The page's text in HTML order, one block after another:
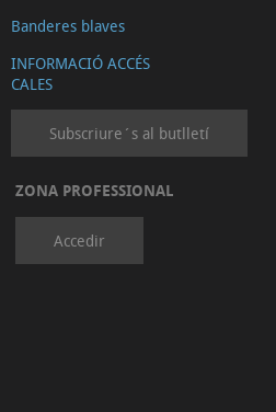
Banderes blaves
INFORMACIÓ ACCÉS
CALES
Subscriure´s al butlletí
ZONA PROFESSIONAL
Accedir